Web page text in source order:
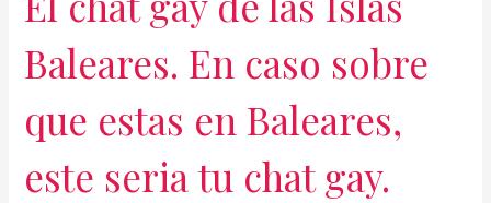
Baleares. En caso sobre
que estas en Baleares,
este seri­a tu chat gay.